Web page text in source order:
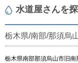
水道屋さんを
栃木県/南部/那須烏
栃木県南部那須烏山市旧南